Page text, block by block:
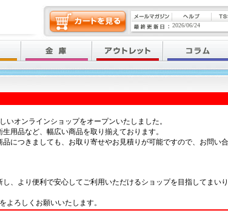
いオンラインショップをオープンいたしました。
用品など、幅広い商品を取り揃えております。
につきましても、お取り寄せやお見積りが可能ですので、お問い
、より便利で安心してご利用いただけるショップを目指してまい
よろしくお願いいたします。
2026/06/24